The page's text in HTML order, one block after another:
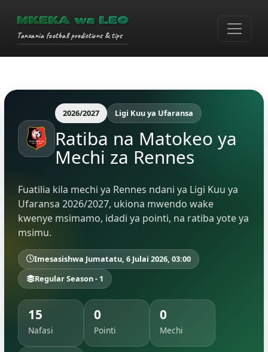
MKEKA wa LEO
Tanzania football predictions & tips
2026/2027 Ligi Kuu ya Ufaransa
Ratiba na Matokeo ya
Mechi za Rennes
Fuatilia kila mechi ya Rennes ndani ya Ligi Kuu ya
Ufaransa 2026/2027, ukiona mwendo wake
kwenye msimamo, idadi ya pointi, na ratiba yote ya
msimu.
Imesasishwa Jumatatu, 6 Julai 2026, 03:00
Regular Season - 1
15
Nafasi
0
Pointi
0
Mechi